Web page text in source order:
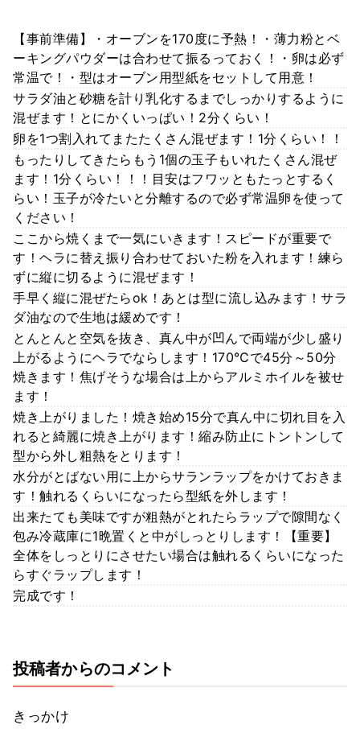
【事前準備】・オーブンを170度に予熱！・薄力粉とベ
ーキングパウダーは合わせて振るっておく！・卵は必ず
常温で！・型はオーブン用型紙をセットして用意！
サラダ油と砂糖を計り乳化するまでしっかりするように
混ぜます！とにかくいっぱい！2分くらい！
卵を1つ割入れてまたたくさん混ぜます！1分くらい！！
もったりしてきたらもう1個の玉子もいれたくさん混ぜ
ます！1分くらい！！！目安はフワッともたっとするく
らい！玉子が冷たいと分離するので必ず常温卵を使って
ください！
ここから焼くまで一気にいきます！スピードが重要で
す！ヘラに替え振り合わせておいた粉を入れます！練ら
ずに縦に切るように混ぜます！
手早く縦に混ぜたらok！あとは型に流し込みます！サラ
ダ油なので生地は緩めです！
とんとんと空気を抜き、真ん中が凹んで両端が少し盛り
上がるようにヘラでならします！170℃で45分～50分
焼きます！焦げそうな場合は上からアルミホイルを被せ
ます！
焼き上がりました！焼き始め15分で真ん中に切れ目を入
れると綺麗に焼き上がります！縮み防止にトントンして
型から外し粗熱をとります！
水分がとばない用に上からサランラップをかけておきま
す！触れるくらいになったら型紙を外します！
出来たても美味ですが粗熱がとれたらラップで隙間なく
包み冷蔵庫に1晩置くと中がしっとりします！【重要】
全体をしっとりにさせたい場合は触れるくらいになった
らすぐラップします！
完成です！
投稿者からのコメント
きっかけ